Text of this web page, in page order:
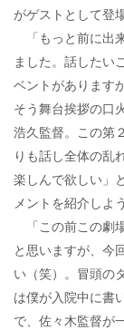
がゲストとして登
「もっと前に出
ました。話したい
ベントがあります
そう舞台挨拶の口
浩久監督。この第
りも話し全体の乱
楽しんで欲しい」
メントを紹介しよう
「この前この劇
と思いますが、今
い（笑）。冒頭の
は僕が入院中に書
で、佐々木監督が